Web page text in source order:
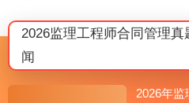
2026监理工程师合同管理真
闻
2026年